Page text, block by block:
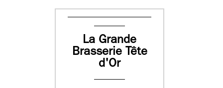
La Grande
Brasserie Tête
d'Or